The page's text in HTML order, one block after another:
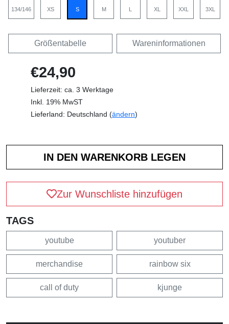
134/146 XS S M L XL XXL 3XL
Größentabelle Wareninformationen
€24,90
Lieferzeit: ca. 3 Werktage
Inkl. 19% MwST
Lieferland: Deutschland (ändern)
Zur Wunschliste hinzufügen
TAGS
youtube youtuber
merchandise rainbow six
call of duty kjunge